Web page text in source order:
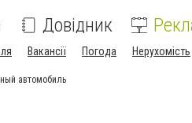
Довідник
Вакансії Погода Нерухомість
автомобиль